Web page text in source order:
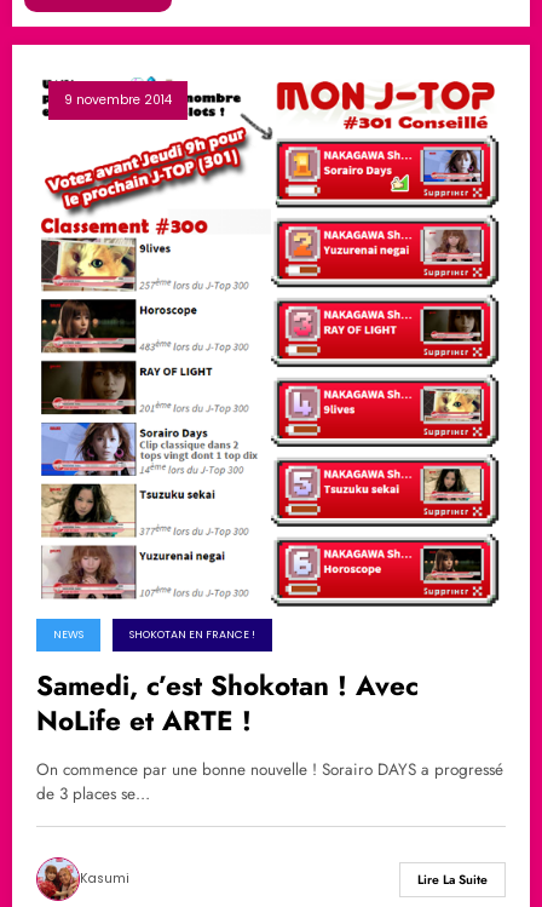
9 novembre 2014
NEWS SHOKOTAN EN FRANCE !
Samedi, c’est Shokotan ! Avec
NoLife et ARTE !
On commence par une bonne nouvelle ! Sorairo DAYS a progressé
de 3 places se…
Kasumi Lire La Suite